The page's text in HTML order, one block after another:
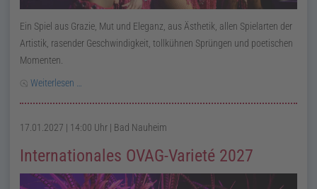
Ein Spiel aus Grazie, Mut und Eleganz, aus Ästhetik, allen Spielarten der
Artistik, rasender Geschwindigkeit, tollkühnen Sprüngen und poetischen
Momenten.
Weiterlesen …
17.01.2027 | 14:00 Uhr | Bad Nauheim
Internationales OVAG-Varieté 2027